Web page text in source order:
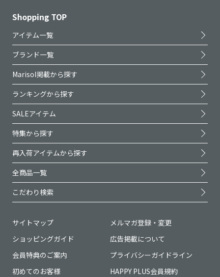
Shopping TOP
アイテム一覧
ブランド一覧
Marisol掲載から探す
ランキングから探す
SALEアイテム
特集から探す
再入荷アイテムから探す
全商品一覧
こだわり検索
サイトマップ
メルマガ登録・変更
ショッピングガイド
広告掲載について
会員特典のご案内
プライバシーガイドライン
初めてのお客様
HAPPY PLUS会員規約